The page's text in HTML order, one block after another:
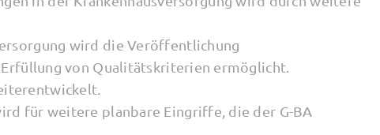
wird die Veröffentlichung
von Qualitätskriterien ermöglicht.
für weitere planbare Eingriffe, die der G-BA